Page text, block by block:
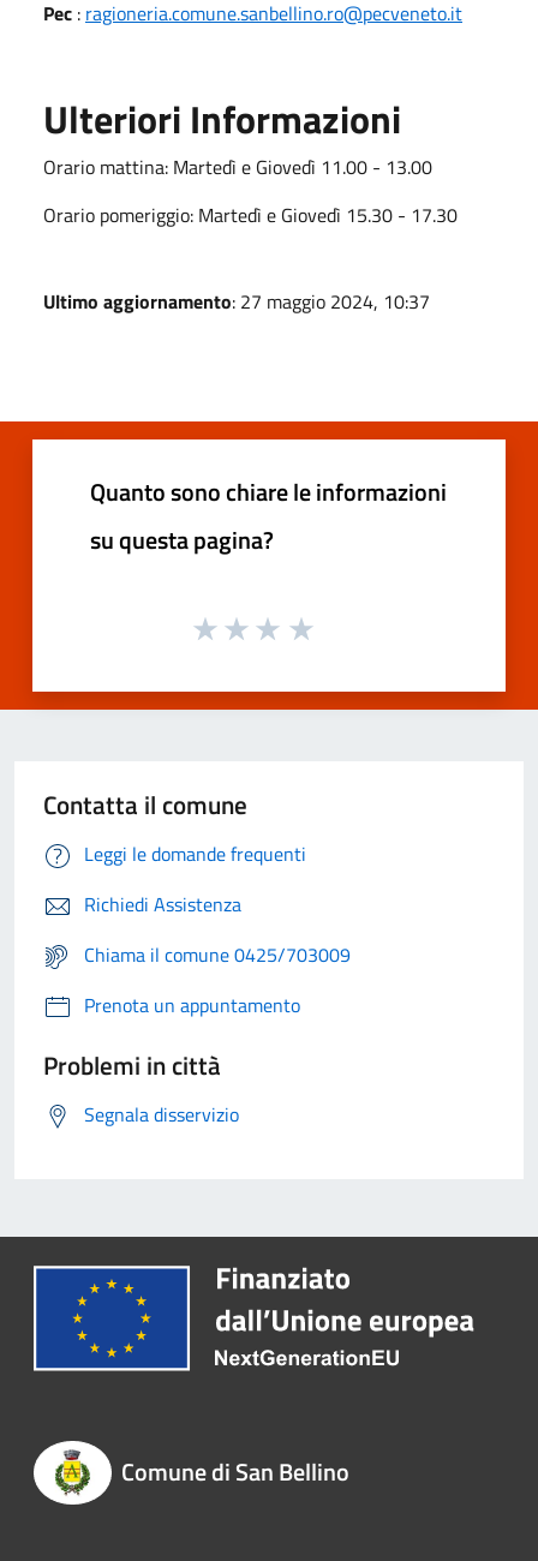
Pec : ragioneria.comune.sanbellino.ro@pecveneto.it
Ulteriori Informazioni
Orario mattina: Martedì e Giovedì 11.00 - 13.00
Orario pomeriggio: Martedì e Giovedì 15.30 - 17.30
Ultimo aggiornamento: 27 maggio 2024, 10:37
Quanto sono chiare le informazioni
su questa pagina?
Contatta il comune
Leggi le domande frequenti
Richiedi Assistenza
Chiama il comune 0425/703009
Prenota un appuntamento
Problemi in città
Segnala disservizio
Comune di San Bellino